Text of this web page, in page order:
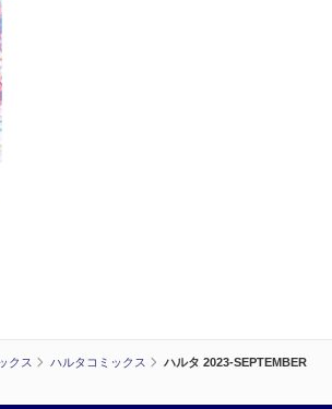
クス ハルタコミックス
ハルタ 2023-SEPTEMBER